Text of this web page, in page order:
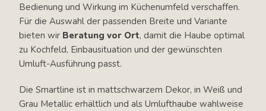
Bedienung und Wirkung im Küchenumfeld verschaffen.
Für die Auswahl der passenden Breite und Variante
bieten wir Beratung vor Ort, damit die Haube optimal
zu Kochfeld, Einbausituation und der gewünschten
Umluft-Ausführung passt.
Die Smartline ist in mattschwarzem Dekor, in Weiß und
Grau Metallic erhältlich und als Umlufthaube wahlweise